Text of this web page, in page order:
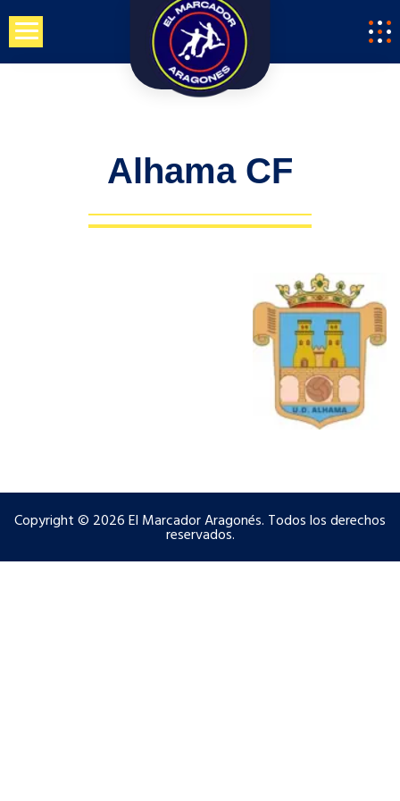
Saltar
contenido
Alhama CF
Copyright © 2026 El Marcador Aragonés. Todos los derechos
reservados.